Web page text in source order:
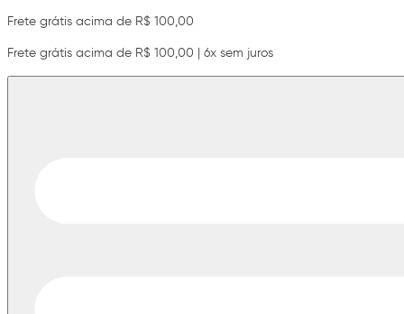
Frete grátis acima de R$ 100,00
Frete grátis acima de R$ 100,00 | 6x sem juros